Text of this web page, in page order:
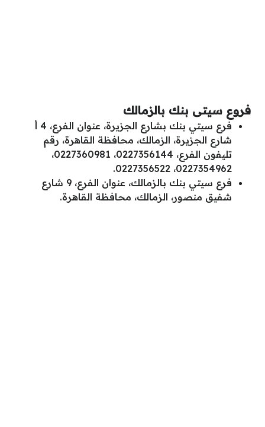
فروع سيتى بنك بالزمالك
فرع سيتي بنك بشارع الجزيرة، عنوان الفرع، 4 أ
شارع الجزيرة، الزمالك، محافظة القاهرة، رقم
تليفون الفرع، 0227356144، 0227360981،
0227354962، 0227356522.
فرع سيتي بنك بالزمالك، عنوان الفرع، 9 شارع
شفيق منصور، الزمالك، محافظة القاهرة.